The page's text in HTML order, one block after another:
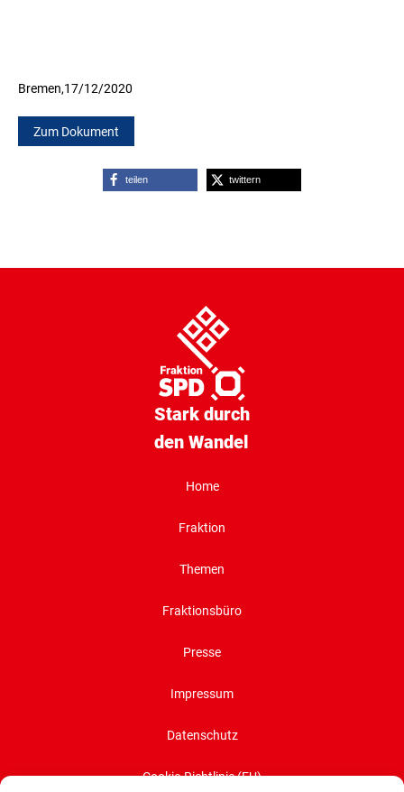
Bremen,17/12/2020
Zum Dokument
teilen twittern
Stark durch
den Wandel
Home
Fraktion
Themen
Fraktionsbüro
Presse
Impressum
Datenschutz
Cookie-Richtlinie (EU)